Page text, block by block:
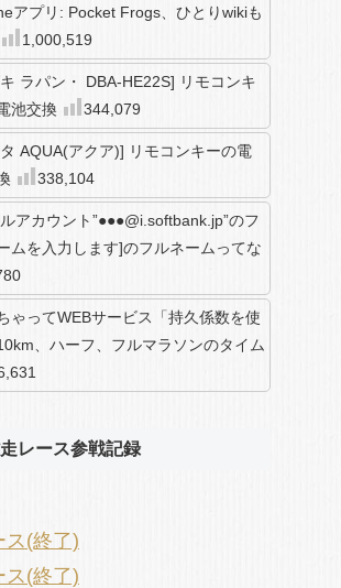
アプリ: Pocket Frogs、ひとりwikiも
1,000,519
ラパン・ DBA-HE22S] リモコンキ
池交換
344,079
AQUA(アクア)] リモコンキーの電
338,104
アカウント”●●●@i.softbank.jp”のフ
ムを入力します]のフルネームってな
ゃってWEBサービス「持久係数を使
、ハーフ、フルマラソンのタイム
レース参戦記録
ス(終了)
ス(終了)